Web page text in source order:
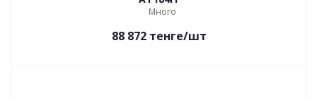
Много
88 872 тенге/шт